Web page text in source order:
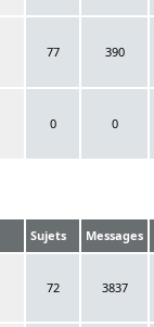
77 390
0 0
Sujets Messages
72 3837